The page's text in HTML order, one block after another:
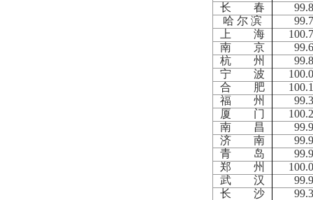
长 春
99.8
哈 尔 滨
99.7
上 海
100.7
南 京
99.6
杭 州
99.8
宁 波
100.0
合 肥
100.1
福 州
99.3
厦 门
100.2
南 昌
99.9
济 南
99.9
青 岛
99.9
郑 州
100.0
武 汉
99.9
长 沙
99.3